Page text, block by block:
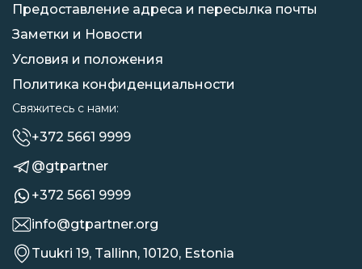
Предоставление адреса и пересылка почты
Заметки и Новости
Условия и положения
Политика конфиденциальности
Свяжитесь с нами:
+372 5661 9999
@gtpartner
+372 5661 9999
info@gtpartner.org
Tuukri 19, Tallinn, 10120, Estonia